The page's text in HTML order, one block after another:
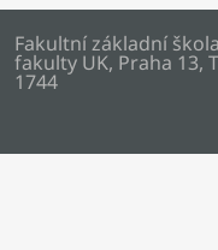
Fakultní základní
fakulty UK, Praha 13,
1744